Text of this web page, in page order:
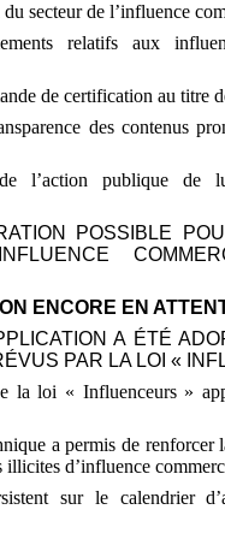
secteur de l’influence
relatifs aux
de certification au titre
des contenus
l’action publique de
POSSIBLE
ENCORE EN
A ÉTÉ
PAR LA LOI «
la loi « Influenceurs »
a permis de
illicites d’influence
sur le calendrier